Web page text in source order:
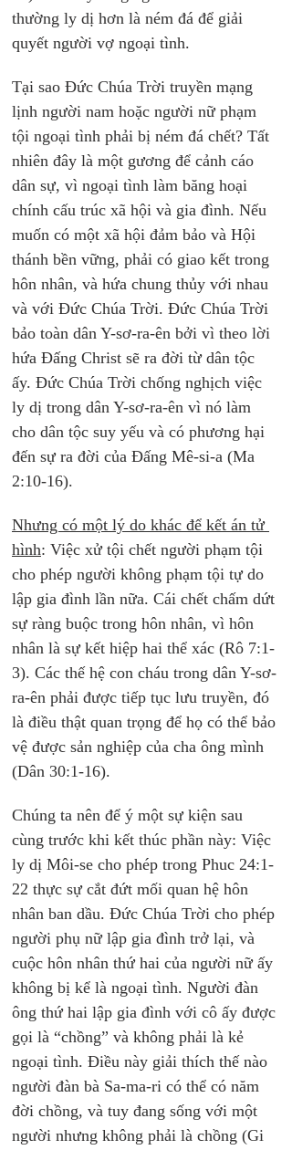
thường ly dị hơn là ném đá để giải
quyết người vợ ngoại tình.
Tại sao Đức Chúa Trời truyền mạng
lịnh người nam hoặc người nữ phạm
tội ngoại tình phải bị ném đá chết? Tất
nhiên đây là một gương để cảnh cáo
dân sự, vì ngoại tình làm băng hoại
chính cấu trúc xã hội và gia đình. Nếu
muốn có một xã hội đảm bảo và Hội
thánh bền vững, phải có giao kết trong
hôn nhân, và hứa chung thủy với nhau
và với Đức Chúa Trời. Đức Chúa Trời
bảo toàn dân Y-sơ-ra-ên bởi vì theo lời
hứa Đấng Christ sẽ ra đời từ dân tộc
ấy. Đức Chúa Trời chống nghịch việc
ly dị trong dân Y-sơ-ra-ên vì nó làm
cho dân tộc suy yếu và có phương hại
đến sự ra đời của Đấng Mê-si-a (Ma
2:10-16).
Nhưng có một lý do khác để kết án tử
hình: Việc xử tội chết người phạm tội
cho phép người không phạm tội tự do
lập gia đình lần nữa. Cái chết chấm dứt
sự ràng buộc trong hôn nhân, vì hôn
nhân là sự kết hiệp hai thể xác (Rô 7:1-
3). Các thế hệ con cháu trong dân Y-sơ-
ra-ên phải được tiếp tục lưu truyền, đó
là điều thật quan trọng để họ có thể bảo
vệ được sản nghiệp của cha ông mình
(Dân 30:1-16).
Chúng ta nên để ý một sự kiện sau
cùng trước khi kết thúc phần này: Việc
ly dị Môi-se cho phép trong Phuc 24:1-
22 thực sự cắt đứt mối quan hệ hôn
nhân ban dầu. Đức Chúa Trời cho phép
người phụ nữ lập gia đình trở lại, và
cuộc hôn nhân thứ hai của người nữ ấy
không bị kể là ngoại tình. Người đàn
ông thứ hai lập gia đình với cô ấy được
gọi là “chồng” và không phải là kẻ
ngoại tình. Điều này giải thích thế nào
người đàn bà Sa-ma-ri có thể có năm
đời chồng, và tuy đang sống với một
người nhưng không phải là chồng (Gi